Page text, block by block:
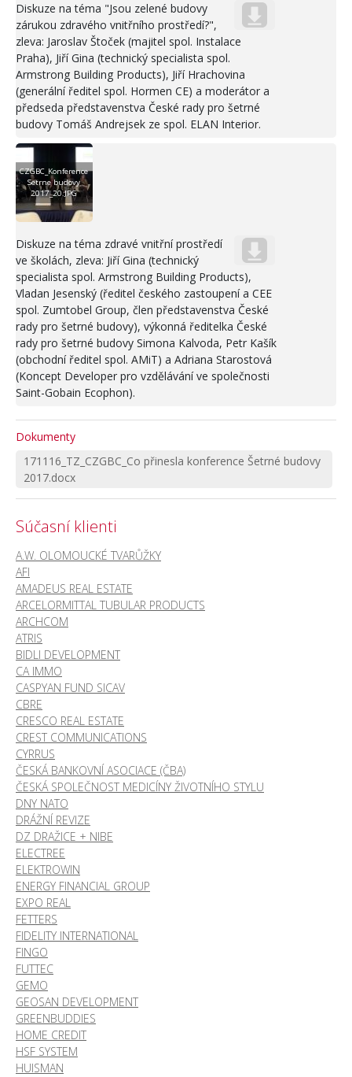
Diskuze na téma "Jsou zelené budovy
zárukou zdravého vnitřního prostředí?",
zleva: Jaroslav Štoček (majitel spol. Instalace
Praha), Jiří Gina (technický specialista spol.
Armstrong Building Products), Jiří Hrachovina
(generální ředitel spol. Hormen CE) a moderátor a
předseda představenstva České rady pro šetrné
budovy Tomáš Andrejsek ze spol. ELAN Interior.
CZGBC_Konference
Setrne budovy
2017_20.JPG
Diskuze na téma zdravé vnitřní prostředí
ve školách, zleva: Jiří Gina (technický
specialista spol. Armstrong Building Products),
Vladan Jesenský (ředitel českého zastoupení a CEE
spol. Zumtobel Group, člen představenstva České
rady pro šetrné budovy), výkonná ředitelka České
rady pro šetrné budovy Simona Kalvoda, Petr Kašík
(obchodní ředitel spol. AMiT) a Adriana Starostová
(Koncept Developer pro vzdělávání ve společnosti
Saint-Gobain Ecophon).
Dokumenty
171116_TZ_CZGBC_Co přinesla konference Šetrné budovy
2017.docx
Súčasní klienti
A.W. OLOMOUCKÉ TVARŮŽKY
AFI
AMADEUS REAL ESTATE
ARCELORMITTAL TUBULAR PRODUCTS
ARCHCOM
ATRIS
BIDLI DEVELOPMENT
CA IMMO
CASPYAN FUND SICAV
CBRE
CRESCO REAL ESTATE
CREST COMMUNICATIONS
CYRRUS
ČESKÁ BANKOVNÍ ASOCIACE (ČBA)
ČESKÁ SPOLEČNOST MEDICÍNY ŽIVOTNÍHO STYLU
DNY NATO
DRÁŽNÍ REVIZE
DZ DRAŽICE + NIBE
ELECTREE
ELEKTROWIN
ENERGY FINANCIAL GROUP
EXPO REAL
FETTERS
FIDELITY INTERNATIONAL
FINGO
FUTTEC
GEMO
GEOSAN DEVELOPMENT
GREENBUDDIES
HOME CREDIT
HSF SYSTEM
HUISMAN